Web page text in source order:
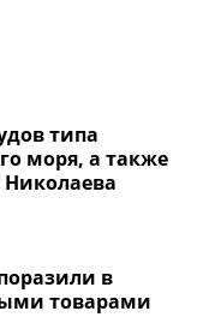
типа
моря, а также
Николаева
в
товарами